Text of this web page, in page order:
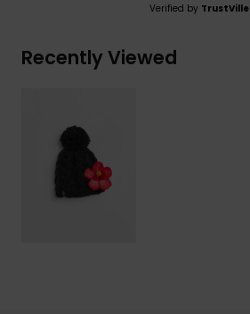
Verified by TrustVille
Recently Viewed